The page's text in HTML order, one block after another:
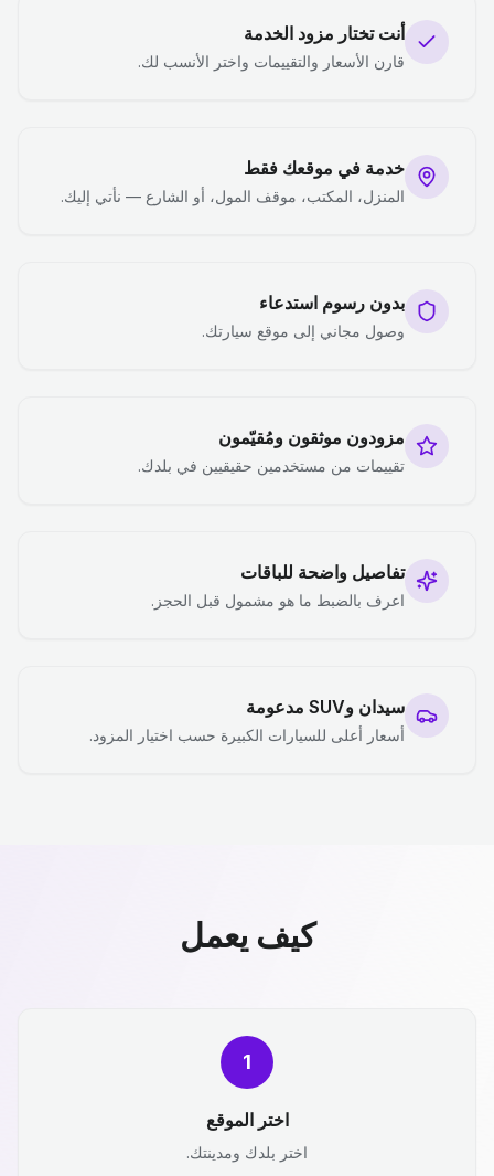
أنت تختار مزود الخدمة
قارن الأسعار والتقييمات واختر الأنسب لك.
خدمة في موقعك فقط
المنزل، المكتب، موقف المول، أو الشارع — نأتي إليك.
بدون رسوم استدعاء
وصول مجاني إلى موقع سيارتك.
مزودون موثقون ومُقيّمون
تقييمات من مستخدمين حقيقيين في بلدك.
تفاصيل واضحة للباقات
اعرف بالضبط ما هو مشمول قبل الحجز.
سيدان وSUV مدعومة
أسعار أعلى للسيارات الكبيرة حسب اختيار المزود.
كيف يعمل
1
اختر الموقع
اختر بلدك ومدينتك.